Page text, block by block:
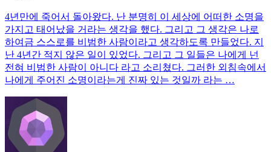
4년만에 죽어서 돌아왔다. 난 분명히 이 세상에 어떠한 소명을
가지고 태어났을 거라는 생각을 했다. 그리고 그 생각은 나로
하여금 스스로를 비범한 사람이라고 생각하도록 만들었다. 지
난 4년간 적지 않은 일이 있었다. 그리고 그 일들은 나에게 넌
전혀 비범한 사람이 아니다 라고 소리쳤다. 그러한 외침속에서
나에게 주어진 소명이라는게 진짜 있는 것일까 라는 …